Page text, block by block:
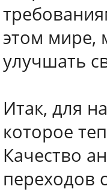
этом мире,
улучшать
Итак, для
которое
Качество
переходов